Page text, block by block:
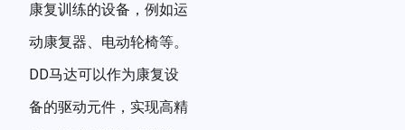
康复训练的设备，例如运
动康复器、电动轮椅等。
DD马达可以作为康复设
备的驱动元件，实现高精